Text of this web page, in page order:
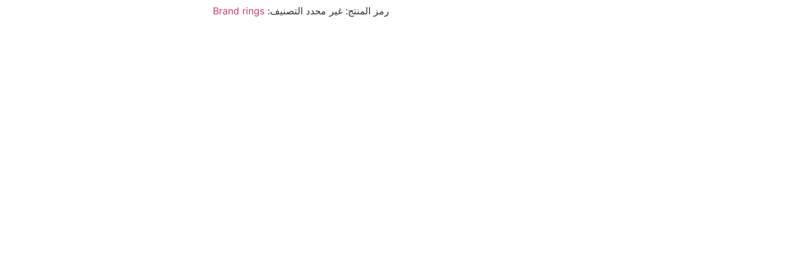
رمز المنتج: غير محدد التصنيف: Brand rings